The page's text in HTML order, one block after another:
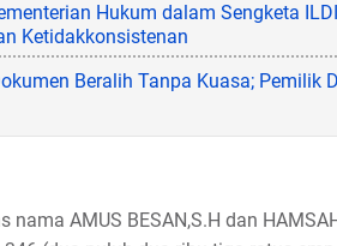
Hukum dalam Sengketa
Ketidakkonsistenan
Beralih Tanpa Kuasa; Pemilik
AMUS BESAN,S.H dan